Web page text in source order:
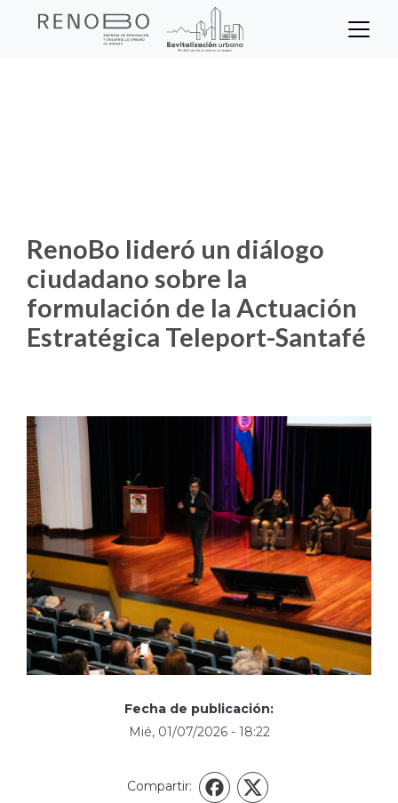
Sitio Web Empresa de
Noticias
RenoBo lideró un diálogo
ciudadano sobre la
formulación de la Actuación
Estratégica Teleport-Santafé
Fecha de publicación:
Mié, 01/07/2026 - 18:22
Compartir: Facebook
X